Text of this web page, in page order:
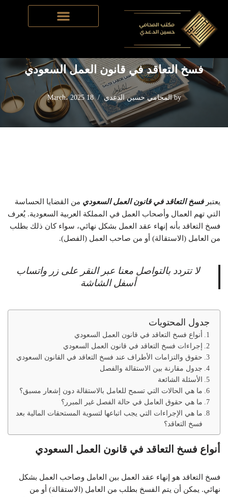
Skip
Home
- قانون العمل السعودي
فسخ التعاقد في قانون العمل
فسخ التعاقد في قانون العمل السعودي
by المحامي حسين الدعدي 18 March، 2025
يعتبرفسخ التعاقد في قانون العمل السعودي من القضايا الحساسة
التي تهم العمال وأصحاب العمل في المملكة العربية السعودية. يُعرف
فسخ التعاقد بأنه إنهاء عقد العمل بشكل نهائي، سواء كان ذلك بطلب
من العامل (الاستقالة) أو من صاحب العمل (الفصل).
لا تتردد بالتواصل معنا عبر النقر على زر واتساب
أسفل الشاشة
جدول المحتويات
أنواع فسخ التعاقد في قانون العمل السعودي
إجراءات فسخ التعاقد في قانون العمل السعودي
حقوق والتزامات الأطراف عند فسخ التعاقد في القانون السعودي
جدول مقارنة بين الاستقالة والفصل
الأسئلة الشائعة
ما هي الحالات التي تسمح للعامل بالاستقالة دون إشعار مسبق؟
ما هي حقوق العامل في حالة الفصل غير المبرر؟
ما هي الإجراءات التي يجب اتباعها لتسوية المستحقات المالية بعد
فسخ التعاقد؟
أنواع فسخ التعاقد في قانون العمل السعودي
فسخ التعاقد هو إنهاء عقد العمل بين العامل وصاحب العمل بشكل
نهائي. يمكن أن يتم الفسخ بطلب من العامل (الاستقالة) أو من